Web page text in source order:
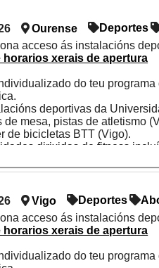
Ourense Deportes
acceso ás instalacións
xerais de apertura
do teu
deportivas da
mesa, pistas de atletismo
de bicicletas BTT (Vigo).
dirixidas de fitness
as persoas da comunidade
Vigo Deportes
acceso ás instalacións
xerais de apertura
do teu